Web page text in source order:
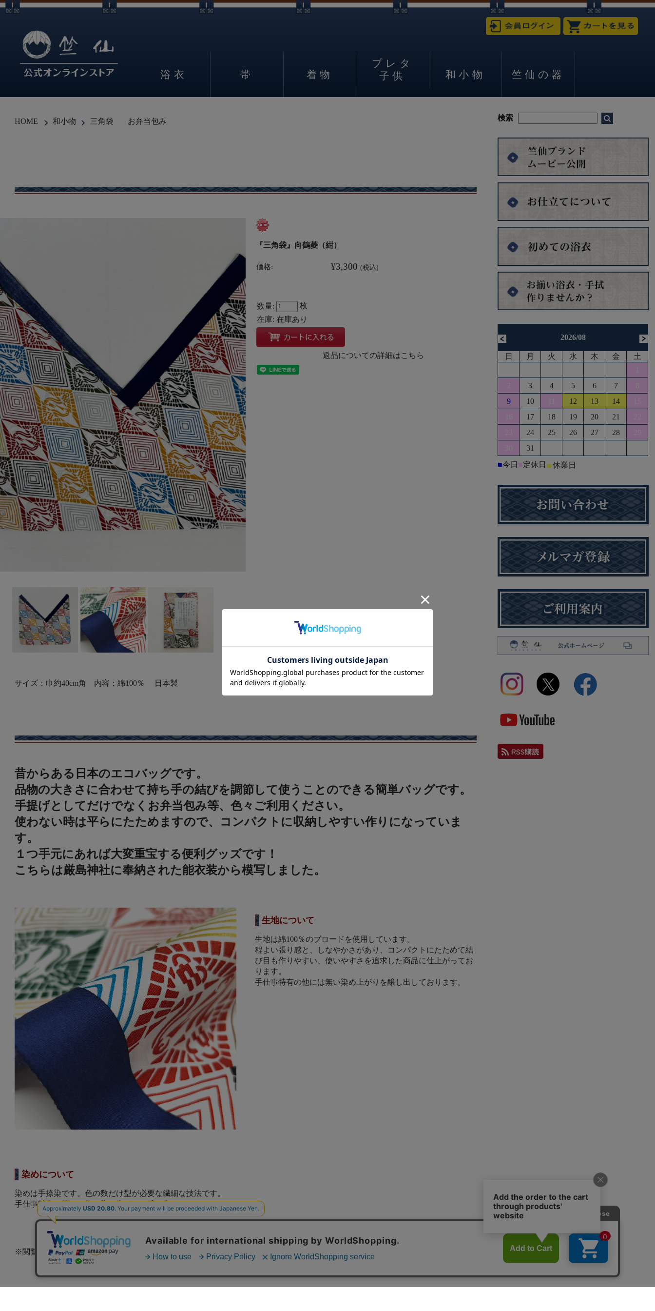
浴衣 帯 着物
プレタ
子供
和小物 竺仙の器
HOME 和小物 三角袋 お弁当包み
『三角袋』向鶴菱（紺）
価格: ¥3,300 (税込)
数量:
枚
在庫: 在庫あり
返品についての詳細はこちら
サイズ：巾約40cm角 内容：綿100％ 日本製
昔からある日本のエコバッグです。
品物の大きさに合わせて持ち手の結びを調節して使うことのできる簡単バッグです。
手提げとしてだけでなくお弁当包み等、色々ご利用ください。
使わない時は平らにたためますので、コンパクトに収納しやすい作りになっていま
す。
１つ手元にあれば大変重宝する便利グッズです！
こちらは厳島神社に奉納された能衣装から模写しました。
生地について
生地は綿100％のブロードを使用しています。
程よい張り感と、しなやかさがあり、コンパクトにたためて結
び目も作りやすい、使いやすさを追求した商品に仕上がってお
ります。
手仕事特有の他には無い染め上がりを醸し出しております。
染めについて
染めは手捺染です。色の数だけ型が必要な繊細な技法です。
手仕事特有の他には無い染め上がりを醸し出しております。
※閲覧環境により画像とは若干色味が異なる可能性がございますので、その点はご了承ください。
2026/08
日 月 火 水 木 金
土
1
2
3 4 5 6 7
8
9
10 11 12 13 14
15
16
17 18 19 20 21
22
23
24 25 26 27 28
29
30
31
■今日 ■定休日 ■休業日